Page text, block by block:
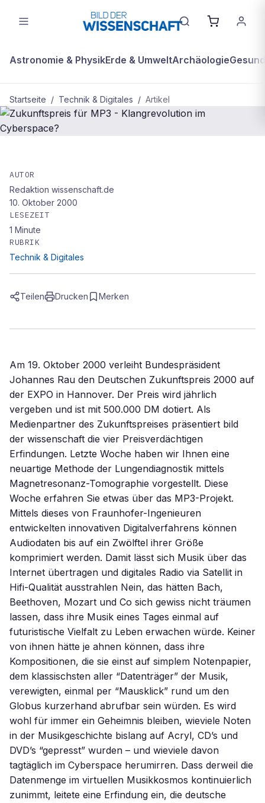
Astronomie & PhysikErde & UmweltArchäologie
Startseite / Technik & Digitales / Artikel
Zukunftspreis für MP3 -
Klangrevolution im Cyberspace?
AUTOR
Redaktion wissenschaft.de
10. Oktober 2000
LESEZEIT
1 Minute
RUBRIK
Technik & Digitales
Teilen Drucken Merken
Am 19. Oktober 2000 verleiht Bundespräsident
Johannes Rau den Deutschen Zukunftspreis 2000 auf
der EXPO in Hannover. Der Preis wird jährlich
vergeben und ist mit 500.000 DM dotiert. Als
Medienpartner des Zukunftspreises präsentiert bild
der wissenschaft die vier Preisverdächtigen
Erfindungen. Letzte Woche haben wir Ihnen eine
neuartige Methode der Lungendiagnostik mittels
Magnetresonanz-Tomographie vorgestellt. Diese
Woche erfahren Sie etwas über das MP3-Projekt.
Mittels dieses von Fraunhofer-Ingenieuren
entwickelten innovativen Digitalverfahrens können
Audiodaten bis auf ein Zwölftel ihrer Größe
komprimiert werden. Damit lässt sich Musik über das
Internet übertragen und digitales Radio via Satellit in
Hifi-Qualität ausstrahlen Nein, das hätten Bach,
Beethoven, Mozart und Co sich gewiss nicht träumen
lassen, dass ihre Musik eines Tages einmal auf
futuristische Vielfalt zu Leben erwachen würde. Keiner
von ihnen hätte je ahnen können, dass ihre
Kompositionen, die sie einst auf simplem Notenpapier,
dem klassischsten aller “Datenträger” der Musik,
verewigten, einmal per “Mausklick” rund um den
Globus kurzerhand abrufbar sein würden. Es wird
wohl für immer ein Geheimnis bleiben, wieviele Noten
in der Musikgeschichte bislang auf Acryl, CD’s und
DVD’s “gepresst” wurden – und wieviele davon
tagtäglich im Cyberspace herumirren. Dass derweil die
Datenmenge im virtuellen Musikkosmos kontinuierlich
zunimmt, leitete eine Erfindung ein, die deutsche